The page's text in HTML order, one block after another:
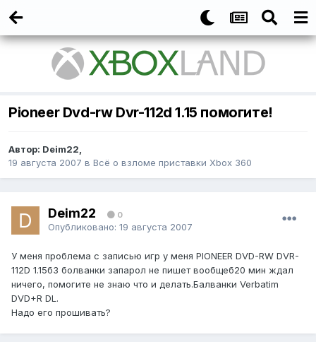
Pioneer Dvd-rw Dvr-112d 1.15 помогите!
Автор: Deim22,
19 августа 2007 в Всё о взломе приставки Xbox 360
Deim22 0
Опубликовано: 19 августа 2007
У меня проблема с записью игр у меня PIONEER DVD-RW DVR-
112D 1.15б3 болванки запарол не пишет вообщеб20 мин ждал
ничего, помогите не знаю что и делать.Балванки Verbatim
DVD+R DL.
Надо его прошивать?